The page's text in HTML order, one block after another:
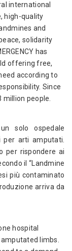
international
high-quality
and
solidarity
has
offering free,
according to
Since
million people.
solo ospedale
per arti amputati.
per rispondere ai
il “Landmine
più contaminato
arriva da
hospital
limbs.